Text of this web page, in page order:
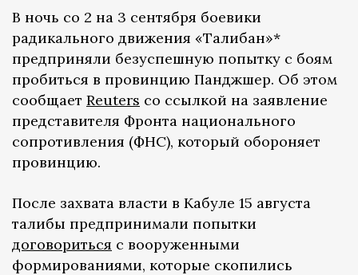
В ночь со 2 на 3 сентября боевики
радикального движения «Талибан»*
предприняли безуспешную попытку с боям
пробиться в провинцию Панджшер. Об этом
сообщает Reuters со ссылкой на заявление
представителя Фронта национального
сопротивления (ФНС), который обороняет
провинцию.
После захвата власти в Кабуле 15 августа
талибы предпринимали попытки
договориться с вооруженными
формированиями, которые скопились